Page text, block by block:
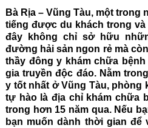
Bà Rịa – Vũng Tàu, một
tiếng được du khách trong
đây không chỉ sở hữu
đường hải sản ngon rẻ mà
thầy đông y khám chữa
gia truyền độc đáo. Nằm
y tốt nhất ở Vũng Tàu, phòng
tự hào là địa chỉ khám chữa
trong hơn 15 năm qua. Nếu
bạn muốn dành thời gian